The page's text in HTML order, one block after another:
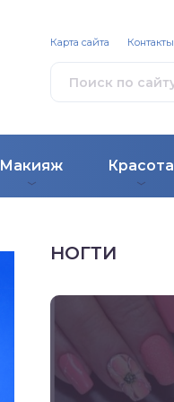
Макияж Красота
Карта сайта Контакты
НОГТИ